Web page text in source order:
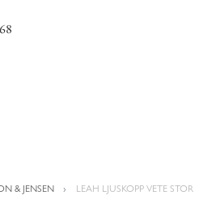
& JENSEN LEAH LJUSKOPP VETE STOR